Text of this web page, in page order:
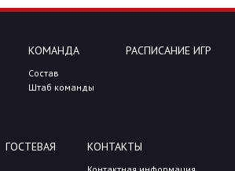
КОМАНДА
Состав
Штаб команды
РАСПИСАНИЕ ИГР
ГОСТЕВАЯ КОНТАКТЫ